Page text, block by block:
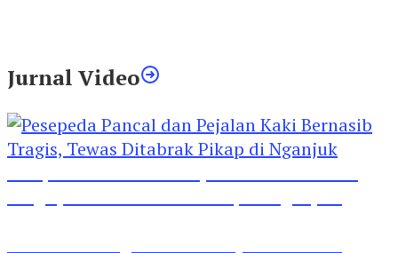
Jurnal Video